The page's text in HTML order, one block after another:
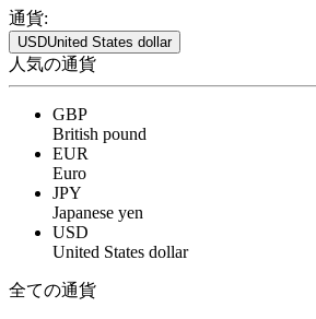
通貨:
USDUnited States dollar
人気の通貨
GBP
British pound
EUR
Euro
JPY
Japanese yen
USD
United States dollar
全ての通貨